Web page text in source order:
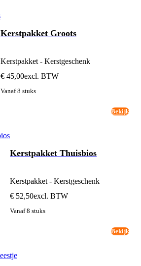
Kerstpakket Groots
Kerstpakket - Kerstgeschenk
€ 45,00excl. BTW
Vanaf 8 stuks
Bekijk
Kerstpakket Thuisbios
Kerstpakket - Kerstgeschenk
€ 52,50excl. BTW
Vanaf 8 stuks
Bekijk